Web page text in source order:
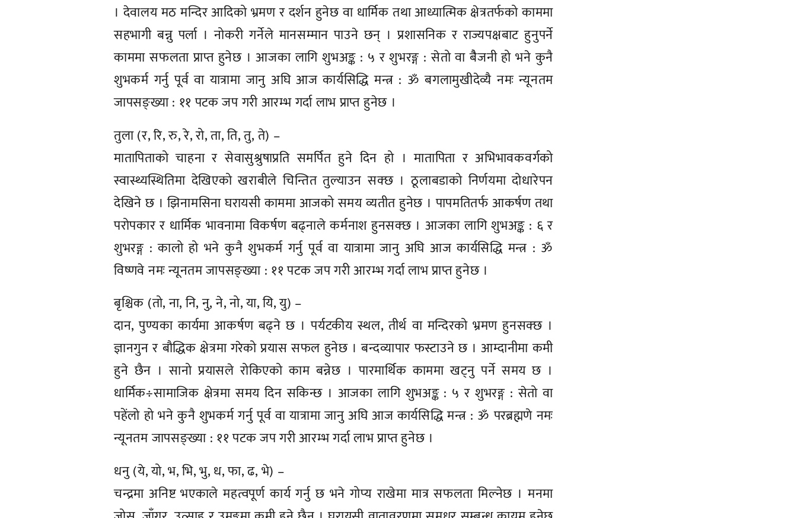
। देवालय मठ मन्दिर आदिको भ्रमण र दर्शन हुनेछ वा धार्मिक तथा आध्यात्मिक क्षेत्रतर्फको काममा
सहभागी बन्नु पर्ला । नोकरी गर्नेले मानसम्मान पाउने छन् । प्रशासनिक र राज्यपक्षबाट हुनुपर्ने
काममा सफलता प्राप्त हुनेछ । आजका लागि शुभअङ्क : ५ र शुभरङ्ग : सेतो वा बैैजनी हो भने कुनै
शुभकर्म गर्नु पूर्व वा यात्रामा जानु अघि आज कार्यसिद्धि मन्त्र : ॐ बगलामुखीदेव्यै नमः न्यूनतम
जापसङ्ख्या : ११ पटक जप गरी आरम्भ गर्दा लाभ प्राप्त हुनेछ ।
तुला (र, रि, रु, रे, रो, ता, ति, तु, ते) –
मातापिताको चाहना र सेवासुश्रुषाप्रति समर्पित हुने दिन हो । मातापिता र अभिभावकवर्गको
स्वास्थ्यस्थितिमा देखिएको खराबीले चिन्तित तुल्याउन सक्छ । ठूलाबडाको निर्णयमा दोधारेपन
देखिने छ । झिनामसिना घरायसी काममा आजको समय व्यतीत हुनेछ । पापमतितर्फ आकर्षण तथा
परोपकार र धार्मिक भावनामा विकर्षण बढ्नाले कर्मनाश हुनसक्छ । आजका लागि शुभअङ्क : ६ र
शुभरङ्ग : कालो हो भने कुनै शुभकर्म गर्नु पूर्व वा यात्रामा जानु अघि आज कार्यसिद्धि मन्त्र : ॐ
विष्णवे नमः न्यूनतम जापसङ्ख्या : ११ पटक जप गरी आरम्भ गर्दा लाभ प्राप्त हुनेछ ।
बृश्चिक (तो, ना, नि, नु, ने, नो, या, यि, यु) –
दान, पुण्यका कार्यमा आकर्षण बढ्ने छ । पर्यटकीय स्थल, तीर्थ वा मन्दिरको भ्रमण हुनसक्छ ।
ज्ञानगुन र बौद्धिक क्षेत्रमा गरेको प्रयास सफल हुनेछ । बन्दव्यापार फस्टाउने छ । आम्दानीमा कमी
हुने छैन । सानो प्रयासले रोकिएको काम बन्नेछ । पारमार्थिक काममा खट्नु पर्ने समय छ ।
धार्मिक÷सामाजिक क्षेत्रमा समय दिन सकिन्छ । आजका लागि शुभअङ्क : ५ र शुभरङ्ग : सेतो वा
पहेंलो हो भने कुनै शुभकर्म गर्नु पूर्व वा यात्रामा जानु अघि आज कार्यसिद्धि मन्त्र : ॐ परब्रह्मणे नमः
न्यूनतम जापसङ्ख्या : ११ पटक जप गरी आरम्भ गर्दा लाभ प्राप्त हुनेछ ।
धनु (ये, यो, भ, भि, भु, ध, फा, ढ, भे) –
चन्द्रमा अनिष्ट भएकाले महत्वपूर्ण कार्य गर्नु छ भने गोप्य राखेमा मात्र सफलता मिल्नेछ । मनमा